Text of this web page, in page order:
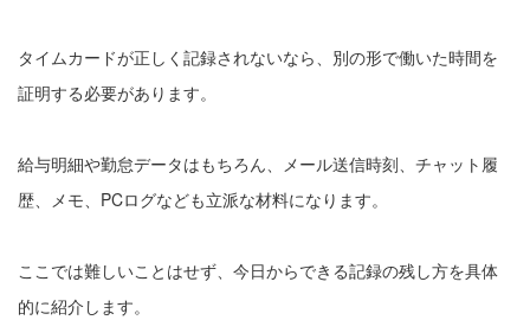
タイムカードが正しく記録されないなら、別の形で働いた時間を
証明する必要があります。
給与明細や勤怠データはもちろん、メール送信時刻、チャット履
歴、メモ、PCログなども立派な材料になります。
ここでは難しいことはせず、今日からできる記録の残し方を具体
的に紹介します。